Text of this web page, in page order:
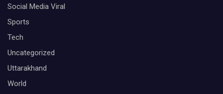
Social Media Viral
Sports
Tech
Uncategorized
Uttarakhand
World